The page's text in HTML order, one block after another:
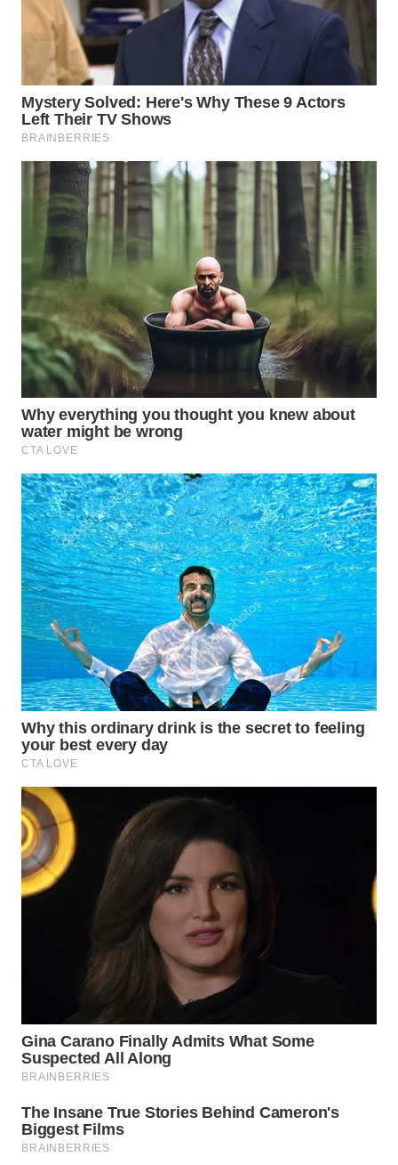
WN
PRIANGAN
TIMUR
WN
SEMARANG
WN
SOLO
WN
WN
MADURA
WN
SURABAYA
WN
NATUNA
WN
BINTAN
WN
MANDALIKA
WN
LIKUPANG
WN
LABUANBAJO
WN
BORNEO
Wahana
Media
Group
WAHANA
ADVOKAT
INFRASTRUKTUR